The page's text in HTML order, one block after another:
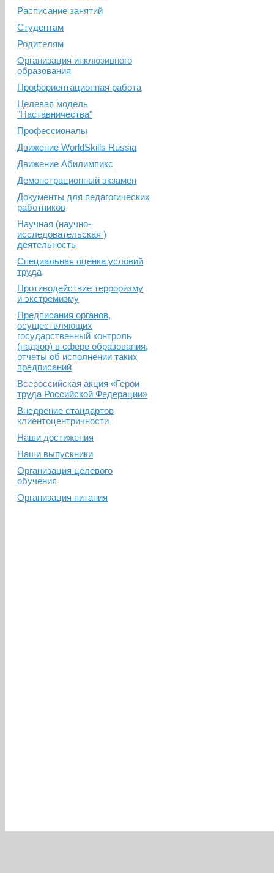
Расписание занятий
Студентам
Родителям
Организация инклюзивного
образования
Профориентационная работа
Целевая модель
"Наставничества"
Профессионалы
Движение WorldSkills Russia
Движение Абилимпикс
Демонстрационный экзамен
Документы для педагогических
работников
Научная (научно-
исследовательская )
деятельность
Специальная оценка условий
труда
Противодействие терроризму
и экстремизму
Предписания органов,
осуществляющих
государственный контроль
(надзор) в сфере образования,
отчеты об исполнении таких
предписаний
Всероссийская акция «Герои
труда Российской Федерации»
Внедрение стандартов
клиентоцентричности
Наши достижения
Наши выпускники
Организация целевого
обучения
Организация питания